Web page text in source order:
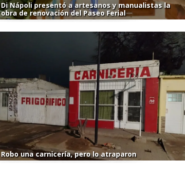
Di Nápoli presentó a artesanos y manualistas la
obra de renovación del Paseo Ferial
Robo una carnicería, pero lo atraparon